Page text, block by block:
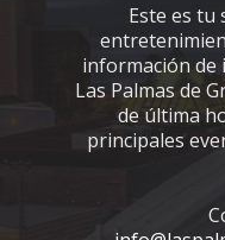
Este es tu
información de
Las Palmas de
de última
principales